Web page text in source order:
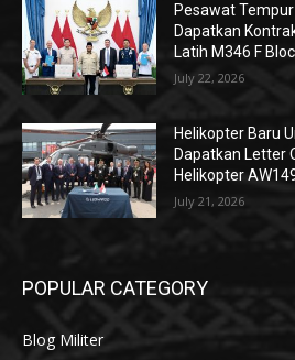
Pesawat
Dapatkan
Latih M346 F
July 22, 2026
Helikopter Baru
Dapatkan Letter
Helikopter
July 21, 2026
POPULAR CATEGORY
Blog Militer